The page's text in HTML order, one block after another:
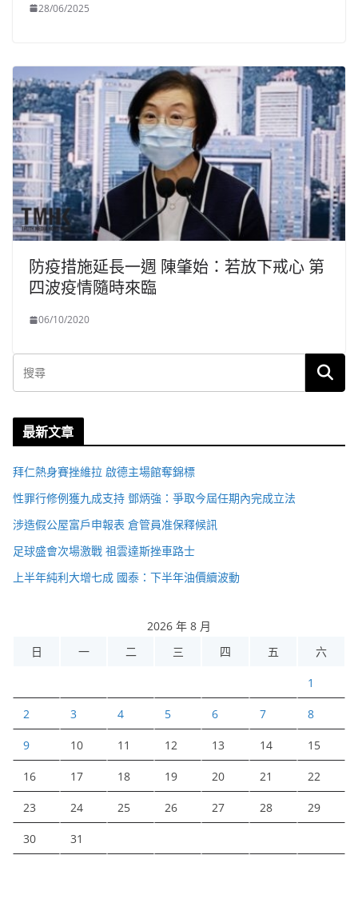
28/06/2025
防疫措施延長一週 陳肇始：若放下戒心 第
四波疫情隨時來臨
06/10/2020
最新文章
拜仁熱身賽挫維拉 啟德主場館奪錦標
性罪行修例獲九成支持 鄧炳強：爭取今屆任期內完成立法
涉造假公屋富戶申報表 倉管員准保釋候訊
足球盛會次場激戰 祖雲達斯挫車路士
上半年純利大增七成 國泰：下半年油價續波動
2026 年 8 月
日
一 二 三 四 五 六
1
2 3 4 5 6 7 8
9 10 11 12 13 14 15
16 17 18 19 20 21 22
23 24 25 26 27 28 29
30 31